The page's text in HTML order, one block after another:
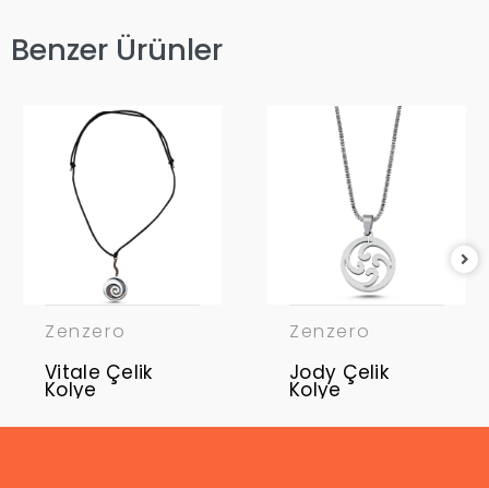
Benzer Ürünler
Zenzero
Vitale Çelik
Kolye
Zenzero
Jody Çelik
Kolye